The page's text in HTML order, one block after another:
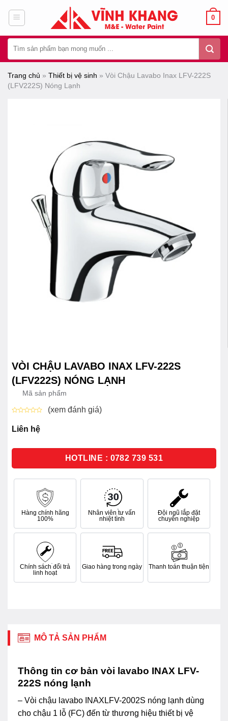
dung
0
kiếm:
Trang chủ » Thiết bị vệ sinh » Vòi Chậu Lavabo Inax LFV-222S
(LFV222S) Nóng Lạnh
VÒI CHẬU LAVABO INAX LFV-222S
(LFV222S) NÓNG LẠNH
Mã sản phẩm
xếp
hạng
sao
(xem đánh giá)
Liên hệ
HOTLINE : 0782 739 531
Hàng chính hãng
100%
Nhân viên tư vấn
nhiệt tình
Đội ngũ lắp đặt
chuyên nghiệp
Chính sách đổi trả
linh hoạt
Giao hàng trong ngày Thanh toán thuận tiện
MÔ TẢ SẢN PHẨM
Thông tin cơ bản vòi lavabo INAX LFV-
222S nóng lạnh
– Vòi chậu lavabo INAXLFV-2002S nóng lạnh dùng
cho chậu 1 lỗ (FC) đến từ thương hiệu thiết bị vệ